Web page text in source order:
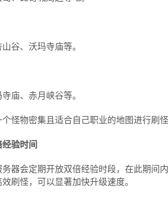
、沃玛寺庙等。
、赤月峡谷等。
物密集且适合自己职业的地图进行刷怪
经验时间
会定期开放双倍经验时段，在此期间
刷怪，可以显著加快升级速度。